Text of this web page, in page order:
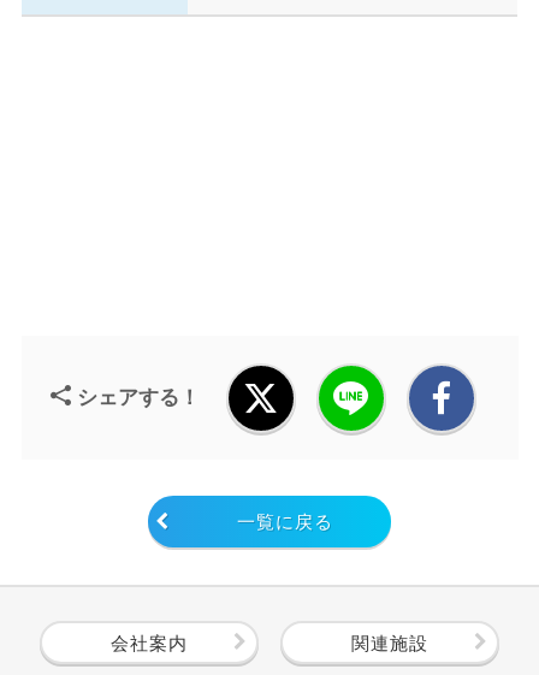
シェアする！
一覧に戻る
会社案内 関連施設